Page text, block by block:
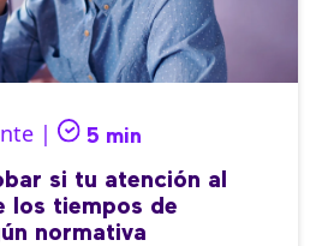
| 5 min
si tu atención al
los tiempos de
normativa